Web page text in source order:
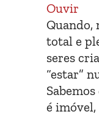
Ouvir
Quando,
total e
seres
“estar”
é imóvel,